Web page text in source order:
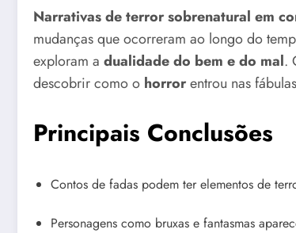
Narrativas de terror sobrenatural em
mudanças que ocorreram ao longo do
exploram a dualidade do bem e do mal.
descobrir como o horrorentrou nas
Principais Conclusões
Contos de fadas podem ter elementos de
Personagens como bruxas e fantasmas